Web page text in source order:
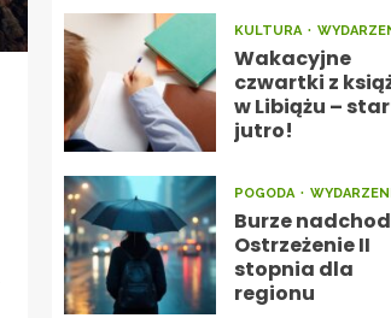
KULTURA
Wakacyjne
czwartki z
w Libiążu –
jutro!
POGODA
Burze
Ostrzeżenie II
stopnia dla
regionu